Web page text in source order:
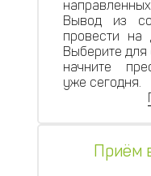
Вывод из
провести на
Выберите для
начните
уже сегодня.
Приём